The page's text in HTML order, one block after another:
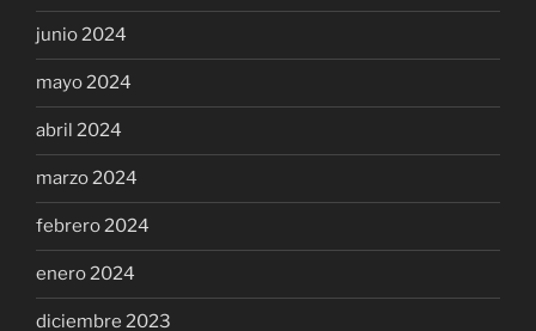
junio 2024
mayo 2024
abril 2024
marzo 2024
febrero 2024
enero 2024
diciembre 2023